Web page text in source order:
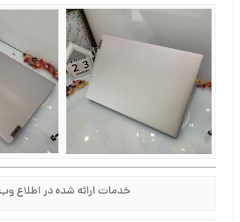
خدمات ارائه شده در اطلاع